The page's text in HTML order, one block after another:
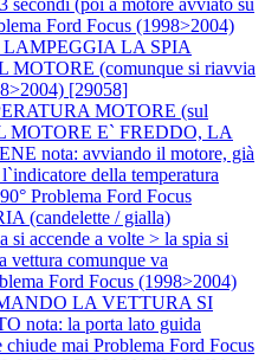
Ford Focus (1998>2004)
LA SPIA
(comunque si riavvia
[29058]
MOTORE (sul
MOTORE E` FREDDO, LA
nota: avviando il motore, già
della temperatura
Problema Ford Focus
(candelette / gialla)
accende a volte > la spia si
vettura comunque va
Ford Focus (1998>2004)
LA VETTURA SI
nota: la porta lato guida
chiude mai Problema Ford Focus